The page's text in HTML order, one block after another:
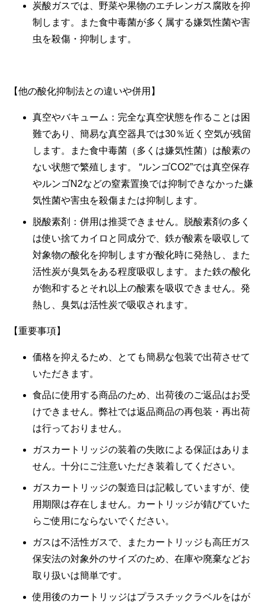
炭酸ガスでは、野菜や果物のエチレンガス腐敗を抑
制します。また食中毒菌が多く属する嫌気性菌や害
虫を殺傷・抑制します。
【他の酸化抑制法との違いや併用】
真空やバキューム：完全な真空状態を作ることは困
難であり、簡易な真空器具では30％近く空気が残留
します。また食中毒菌（多くは嫌気性菌）は酸素の
ない状態で繁殖します。 “ルンゴCO2”では真空保存
やルンゴN2などの窒素置換では抑制できなかった嫌
気性菌や害虫を殺傷または抑制します。
脱酸素剤：併用は推奨できません。脱酸素剤の多く
は使い捨てカイロと同成分で、鉄が酸素を吸収して
対象物の酸化を抑制しますが酸化時に発熱し、また
活性炭が臭気をある程度吸収します。また鉄の酸化
が飽和するとそれ以上の酸素を吸収できません。発
熱し、臭気は活性炭で吸収されます。
【重要事項】
価格を抑えるため、とても簡易な包装で出荷させて
いただきます。
食品に使用する商品のため、出荷後のご返品はお受
けできません。弊社では返品商品の再包装・再出荷
は行っておりません。
ガスカートリッジの装着の失敗による保証はありま
せん。十分にご注意いただき装着してください。
ガスカートリッジの製造日は記載していますが、使
用期限は存在しません。カートリッジが錆びていた
らご使用にならないでください。
ガスは不活性ガスで、またカートリッジも高圧ガス
保安法の対象外のサイズのため、在庫や廃棄などお
取り扱いは簡単です。
使用後のカートリッジはプラスチックラベルをはが